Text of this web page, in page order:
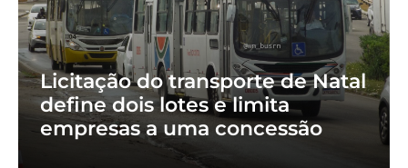
Licitação do transporte de Natal
define dois lotes e limita
empresas a uma concessão